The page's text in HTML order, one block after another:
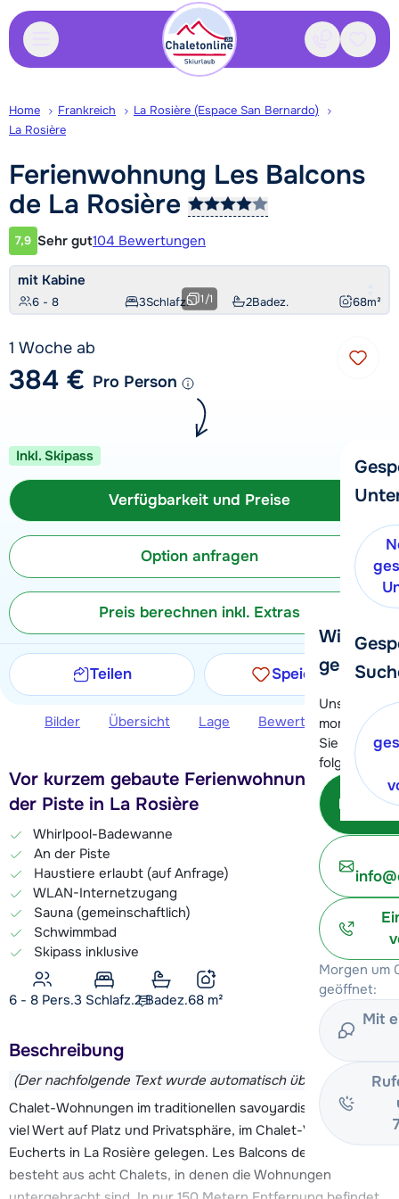
Kontakt
Wir
gerne
Unser
momentan
Sie können
folgenden
Morgen um
geöffnet:
Mit
Home Frankreich
La Rosière (Espace San Bernardo)
La Rosière
Ferienwohnung Les Balcons
de La Rosière
Kundenbewertung
7,9 Sehr gut104 Bewertungen
mit Kabine
6 - 8 3Schlafz. 2Badez. 68m²
1/1
1 Woche ab
384 € Pro Person
Inkl. Skipass
Verfügbarkeit und Preise
Option anfragen
Preis berechnen inkl. Extras
Teilen Speichern
Bilder Übersicht Lage Bewertungen
Vor kurzem gebaute Ferienwohnungen an
der Piste in La Rosière
Whirlpool-Badewanne
An der Piste
Haustiere erlaubt (auf Anfrage)
WLAN-Internetzugang
Sauna (gemeinschaftlich)
Schwimmbad
Skipass inklusive
6 - 8 Pers.3 Schlafz.2 Badez.68 m²
Beschreibung
(Der nachfolgende Text wurde automatisch übersetzt)
Chalet-Wohnungen im traditionellen savoyardischen Stil mit
viel Wert auf Platz und Privatsphäre, im Chalet-Viertel Les
Eucherts in La Rosière gelegen. Les Balcons de la Rosière
besteht aus acht Chalets, in denen die Wohnungen